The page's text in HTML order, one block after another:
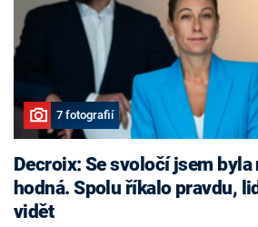
7 fotografií
Decroix: Se svoločí jsem byla
hodná. Spolu říkalo pravdu,
vidět